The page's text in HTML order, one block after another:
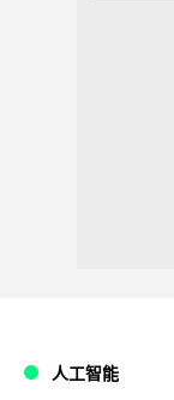
人工智能